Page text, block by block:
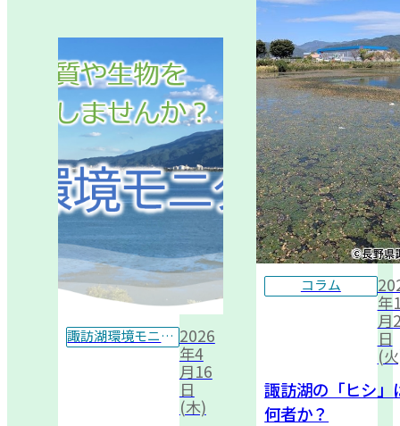
諏訪湖環境モニター 2026
年4
月16
日
(木)
コラム
年
月
日
(
諏訪湖の「ヒシ」
何者か？